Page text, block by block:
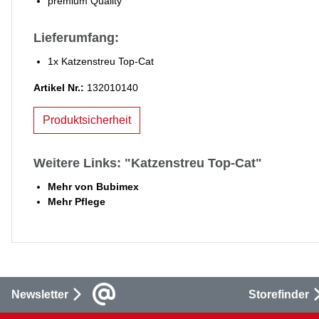
Lieferumfang:
1x Katzenstreu Top-Cat
Artikel Nr.: 132010140
Produktsicherheit
Weitere Links: "Katzenstreu Top-Cat"
Mehr von Bubimex
Mehr Pflege
Newsletter Storefinder